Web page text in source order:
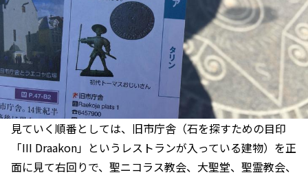
見ていく順番としては、旧市庁舎（石を探すための目印
「III Draakon」というレストランが入っている建物）を正
面に見て右回りで、聖ニコラス教会、大聖堂、聖霊教会、